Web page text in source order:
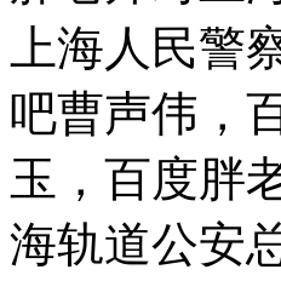
上海人民警
吧曹声伟，
玉，百度胖
海轨道公安